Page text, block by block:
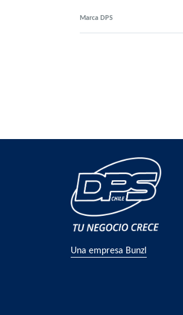
Marca DPS
Una empresa Bunzl